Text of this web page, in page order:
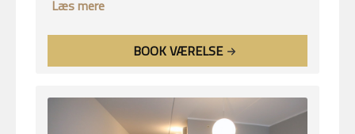
Læs mere
BOOK VÆRELSE